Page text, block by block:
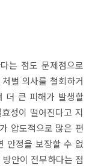
는 점도 문제점으로
벌 의사를 철회하거
더 큰 피해가 발생할
성이 떨어진다고 지
압도적으로 많은 편
안정을 보장할 수 없
안이 전무하다는 점